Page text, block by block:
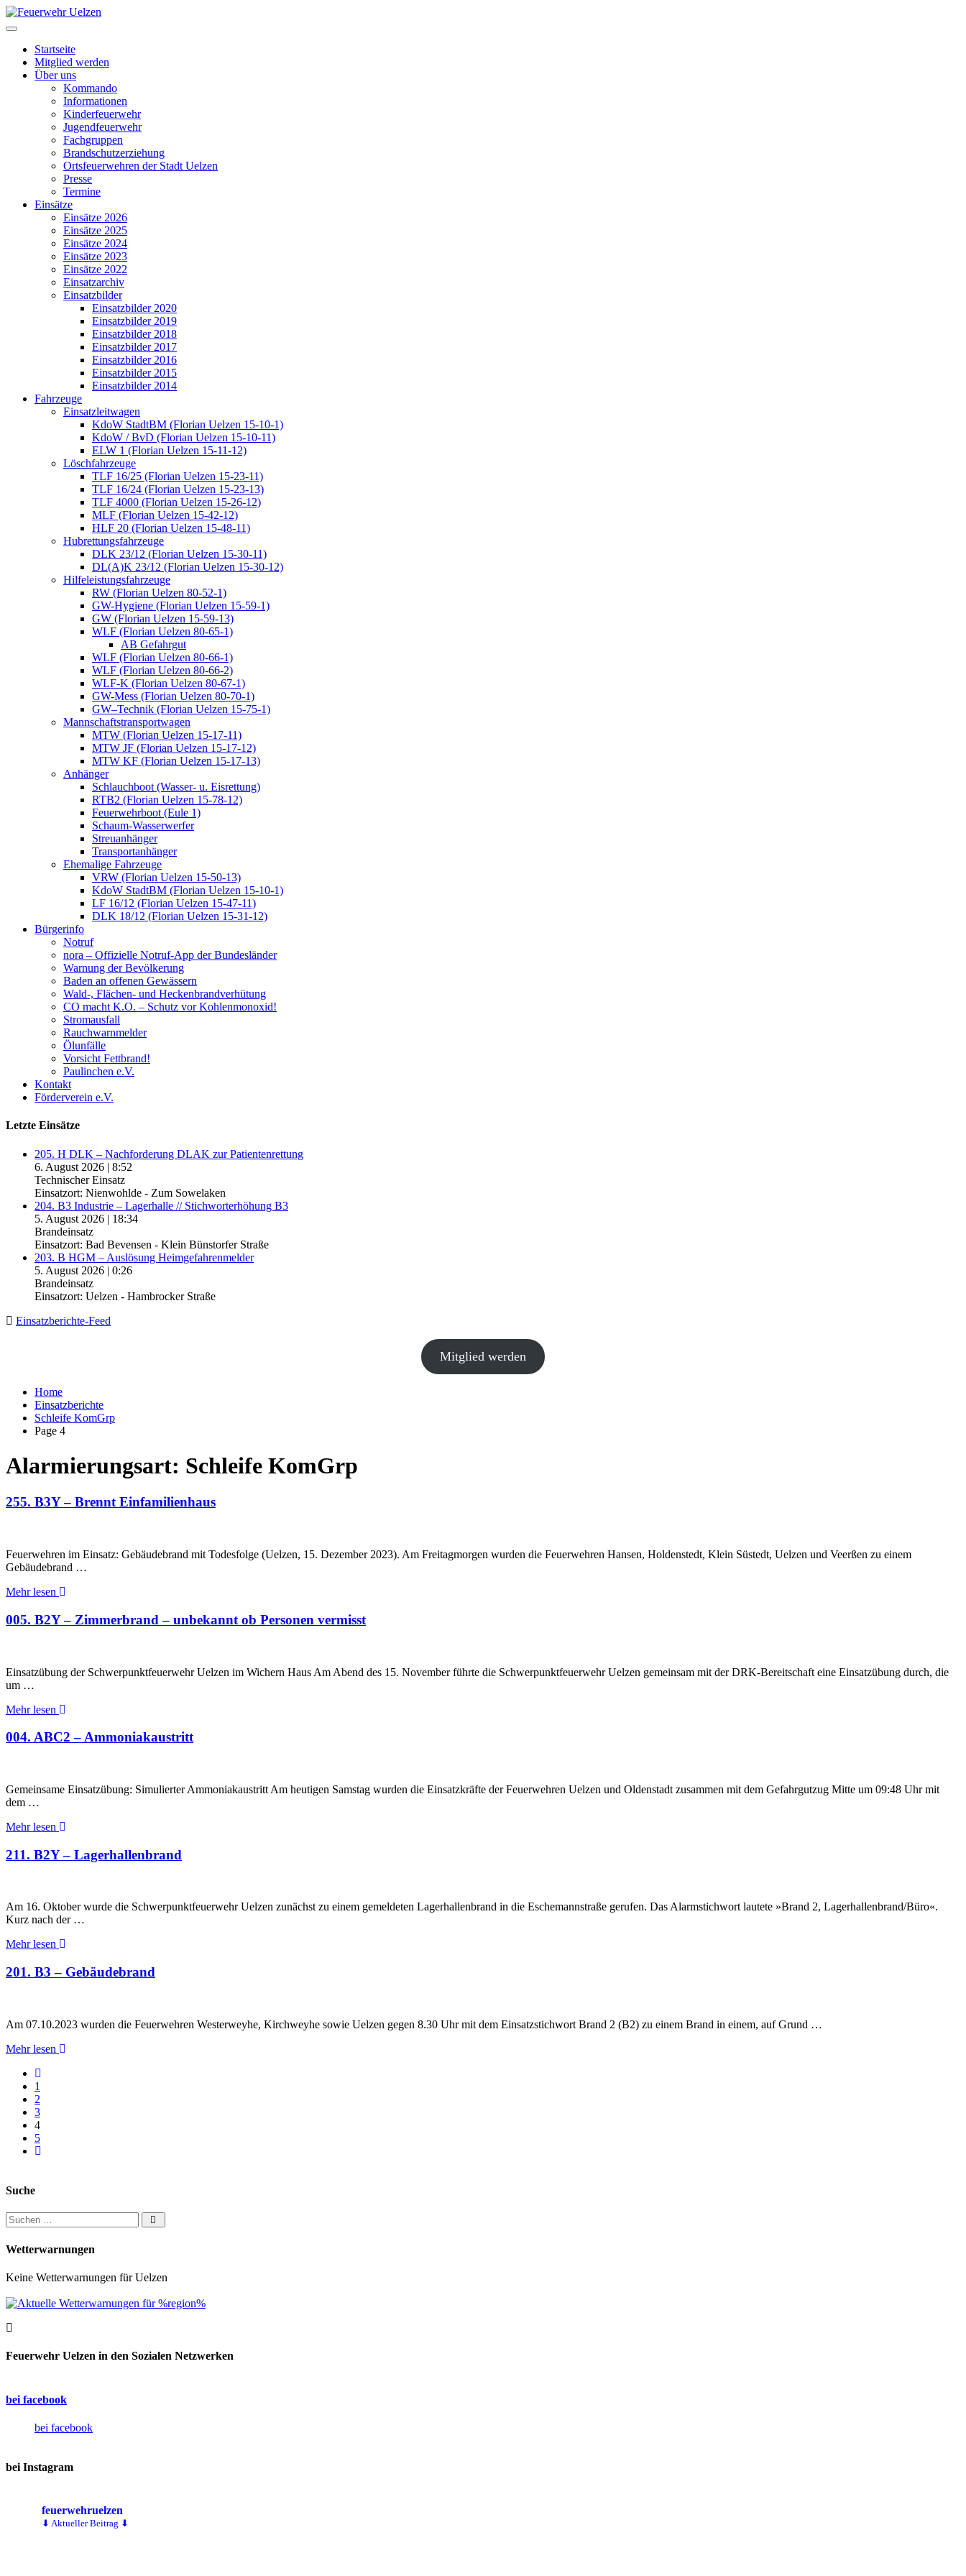
Startseite
Mitglied werden
Über uns
Kommando
Informationen
Kinderfeuerwehr
Jugendfeuerwehr
Fachgruppen
Brandschutzerziehung
Ortsfeuerwehren der Stadt Uelzen
Presse
Termine
Einsätze
Einsätze 2026
Einsätze 2025
Einsätze 2024
Einsätze 2023
Einsätze 2022
Einsatzarchiv
Einsatzbilder
Einsatzbilder 2020
Einsatzbilder 2019
Einsatzbilder 2018
Einsatzbilder 2017
Einsatzbilder 2016
Einsatzbilder 2015
Einsatzbilder 2014
Fahrzeuge
Einsatzleitwagen
KdoW StadtBM (Florian Uelzen 15-10-1)
KdoW / BvD (Florian Uelzen 15-10-11)
ELW 1 (Florian Uelzen 15-11-12)
Löschfahrzeuge
TLF 16/25 (Florian Uelzen 15-23-11)
TLF 16/24 (Florian Uelzen 15-23-13)
TLF 4000 (Florian Uelzen 15-26-12)
MLF (Florian Uelzen 15-42-12)
HLF 20 (Florian Uelzen 15-48-11)
Hubrettungsfahrzeuge
DLK 23/12 (Florian Uelzen 15-30-11)
DL(A)K 23/12 (Florian Uelzen 15-30-12)
Hilfeleistungsfahrzeuge
RW (Florian Uelzen 80-52-1)
GW-Hygiene (Florian Uelzen 15-59-1)
GW (Florian Uelzen 15-59-13)
WLF (Florian Uelzen 80-65-1)
AB Gefahrgut
WLF (Florian Uelzen 80-66-1)
WLF (Florian Uelzen 80-66-2)
WLF-K (Florian Uelzen 80-67-1)
GW-Mess (Florian Uelzen 80-70-1)
GW–Technik (Florian Uelzen 15-75-1)
Mannschaftstransportwagen
MTW (Florian Uelzen 15-17-11)
MTW JF (Florian Uelzen 15-17-12)
MTW KF (Florian Uelzen 15-17-13)
Anhänger
Schlauchboot (Wasser- u. Eisrettung)
RTB2 (Florian Uelzen 15-78-12)
Feuerwehrboot (Eule 1)
Schaum-Wasserwerfer
Streuanhänger
Transportanhänger
Ehemalige Fahrzeuge
VRW (Florian Uelzen 15-50-13)
KdoW StadtBM (Florian Uelzen 15-10-1)
LF 16/12 (Florian Uelzen 15-47-11)
DLK 18/12 (Florian Uelzen 15-31-12)
Bürgerinfo
Notruf
nora – Offizielle Notruf-App der Bundesländer
Warnung der Bevölkerung
Baden an offenen Gewässern
Wald-, Flächen- und Heckenbrandverhütung
CO macht K.O. – Schutz vor Kohlenmonoxid!
Stromausfall
Rauchwarnmelder
Ölunfälle
Vorsicht Fettbrand!
Paulinchen e.V.
Kontakt
Förderverein e.V.
Letzte Einsätze
205. H DLK – Nachforderung DLAK zur Patientenrettung
6. August 2026 | 8:52
Technischer Einsatz
Einsatzort: Nienwohlde - Zum Sowelaken
204. B3 Industrie – Lagerhalle // Stichworterhöhung B3
5. August 2026 | 18:34
Brandeinsatz
Einsatzort: Bad Bevensen - Klein Bünstorfer Straße
203. B HGM – Auslösung Heimgefahrenmelder
5. August 2026 | 0:26
Brandeinsatz
Einsatzort: Uelzen - Hambrocker Straße
Einsatzberichte-Feed
Mitglied werden
Home
Einsatzberichte
Schleife KomGrp
Page 4
Alarmierungsart: Schleife KomGrp
255. B3Y – Brennt Einfamilienhaus
Feuerwehren im Einsatz: Gebäudebrand mit Todesfolge (Uelzen, 15. Dezember 2023). Am Freitagmorgen wurden die Feuerwehren Hansen, Holdenstedt, Klein Süstedt, Uelzen und Veerßen zu einem
Gebäudebrand …
Mehr lesen
005. B2Y – Zimmerbrand – unbekannt ob Personen vermisst
Einsatzübung der Schwerpunktfeuerwehr Uelzen im Wichern Haus Am Abend des 15. November führte die Schwerpunktfeuerwehr Uelzen gemeinsam mit der DRK-Bereitschaft eine Einsatzübung durch, die
um …
Mehr lesen
004. ABC2 – Ammoniakaustritt
Gemeinsame Einsatzübung: Simulierter Ammoniakaustritt Am heutigen Samstag wurden die Einsatzkräfte der Feuerwehren Uelzen und Oldenstadt zusammen mit dem Gefahrgutzug Mitte um 09:48 Uhr mit
dem …
Mehr lesen
211. B2Y – Lagerhallenbrand
Am 16. Oktober wurde die Schwerpunktfeuerwehr Uelzen zunächst zu einem gemeldeten Lagerhallenbrand in die Eschemannstraße gerufen. Das Alarmstichwort lautete »Brand 2, Lagerhallenbrand/Büro«.
Kurz nach der …
Mehr lesen
201. B3 – Gebäudebrand
Am 07.10.2023 wurden die Feuerwehren Westerweyhe, Kirchweyhe sowie Uelzen gegen 8.30 Uhr mit dem Einsatzstichwort Brand 2 (B2) zu einem Brand in einem, auf Grund …
Mehr lesen
1
2
3
4
5
Ältere Artikel
Suche
Suchen nach:
Wetterwarnungen
Keine Wetterwarnungen für Uelzen
Feuerwehr Uelzen in den Sozialen Netzwerken
bei facebook
bei facebook
bei Instagram
feuerwehruelzen
⬇ Aktueller Beitrag ⬇